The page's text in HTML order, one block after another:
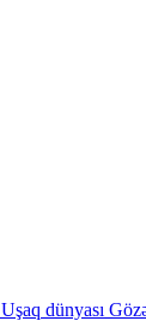
Uşaq dünyası